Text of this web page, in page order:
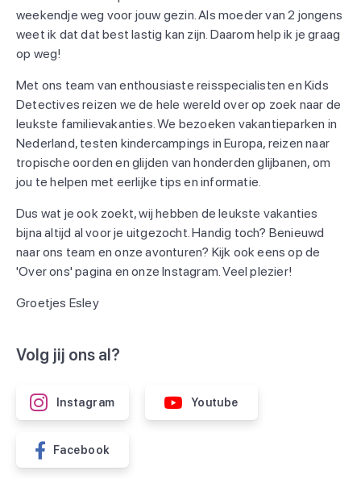
weekendje weg voor jouw gezin. Als moeder van 2 jongens
weet ik dat dat best lastig kan zijn. Daarom help ik je graag
op weg!
Met ons team van enthousiaste reisspecialisten en Kids
Detectives reizen we de hele wereld over op zoek naar de
leukste familievakanties. We bezoeken vakantieparken in
Nederland, testen kindercampings in Europa, reizen naar
tropische oorden en glijden van honderden glijbanen, om
jou te helpen met eerlijke tips en informatie.
Dus wat je ook zoekt, wij hebben de leukste vakanties
bijna altijd al voor je uitgezocht. Handig toch? Benieuwd
naar ons team en onze avonturen? Kijk ook eens op de
'Over ons' pagina en onze Instagram. Veel plezier!
Groetjes Esley
Volg jij ons al?
Instagram Youtube
Facebook